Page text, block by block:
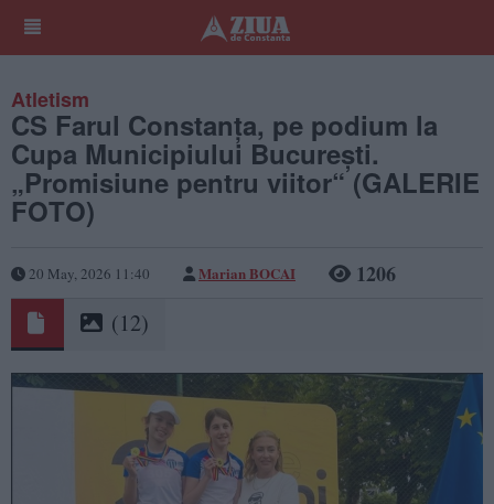
Atletism
CS Farul Constanța, pe podium la
Cupa Municipiului București.
„Promisiune pentru viitor“ (GALERIE
FOTO)
20 May, 2026 11:40 Marian BOCAI 1206
(12)